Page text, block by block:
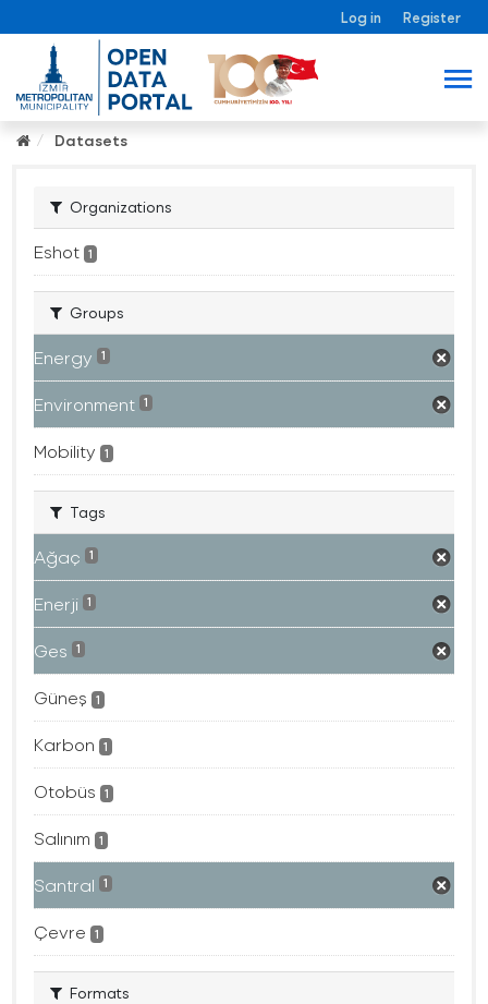
Log in Register
Datasets
Organizations
Eshot 1
Groups
Energy 1
Environment 1
Mobility 1
Tags
Ağaç 1
Enerji 1
Ges 1
Güneş 1
Karbon 1
Otobüs 1
Salınım 1
Santral 1
Çevre 1
Formats